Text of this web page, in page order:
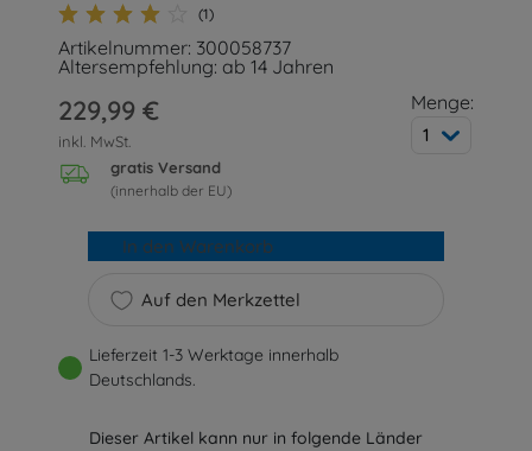
(1)
Artikelnummer: 300058737
Altersempfehlung: ab 14 Jahren
229,99 €
inkl. MwSt.
gratis Versand
(innerhalb der EU)
Menge:
1
Auf den Merkzettel
In den Warenkorb
Lieferzeit 1-3 Werktage innerhalb
Deutschlands.
Dieser Artikel kann nur in folgende Länder